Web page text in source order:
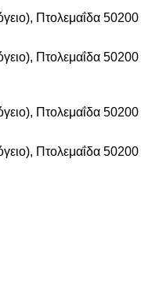
Πτολεμαΐδα 50200
Πτολεμαΐδα 50200
Πτολεμαΐδα 50200
Πτολεμαΐδα 50200